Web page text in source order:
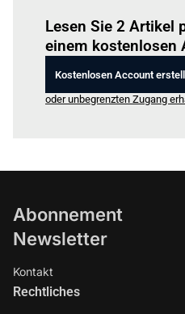
Lesen Sie 2 Artikel
einem kostenlosen
Kostenlosen Account
oder unbegrenzten Zugang
Abonnement
Newsletter
Kontakt
Rechtliches